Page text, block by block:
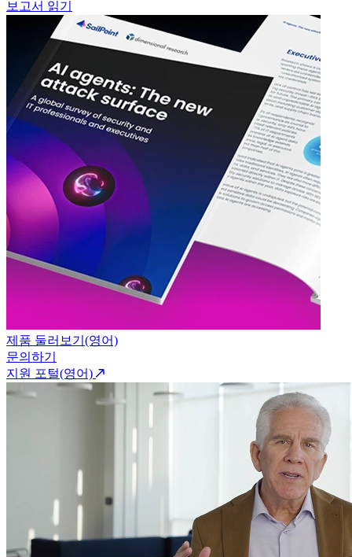
보고서 읽기
제품 둘러보기(영어)
문의하기
지원 포털(영어)